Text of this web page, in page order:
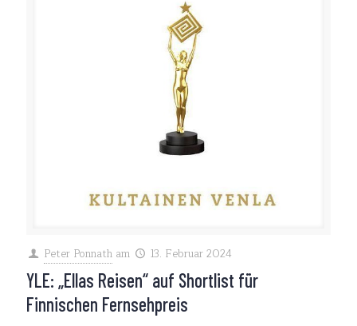
Peter Ponnath am 13. Februar 2024
YLE: „Ellas Reisen“ auf Shortlist für
Finnischen Fernsehpreis